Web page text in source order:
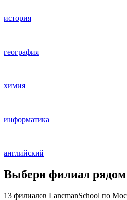
история
география
химия
информатика
английский
Выбери филиал
13 филиалов LancmanSchool по